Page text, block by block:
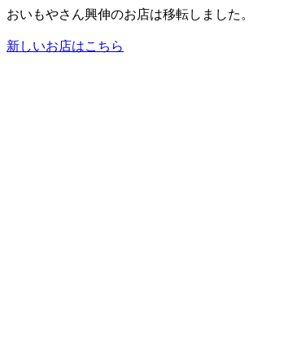
おいもやさん興伸のお店は移転しました。
新しいお店はこちら